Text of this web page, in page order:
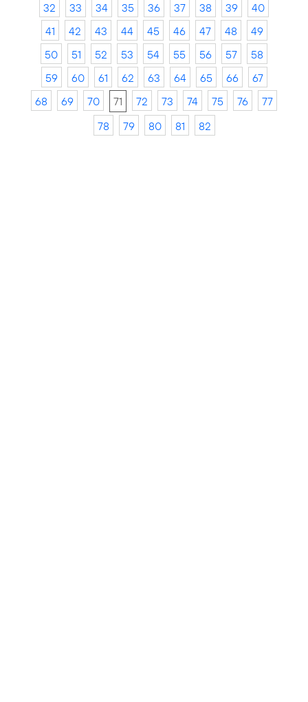
32
33 34 35 36 37 38 39
40
41
42 43 44 45 46 47 48
49
50
51 52 53 54 55 56 57
58
59
60 61 62 63 64 65 66
67
68
69 70 71 72 73 74 75 76
77
78
79 80 81 82